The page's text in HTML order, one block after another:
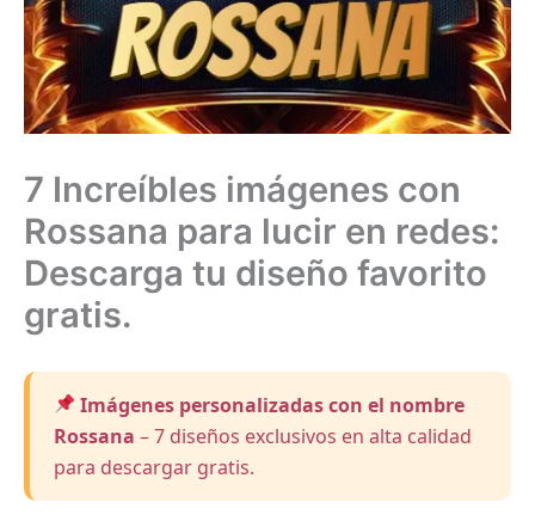
7 Increíbles imágenes con
Rossana para lucir en redes:
Descarga tu diseño favorito
gratis.
Imágenes personalizadas con el nombre
Rossana – 7 diseños exclusivos en alta calidad
para descargar gratis.